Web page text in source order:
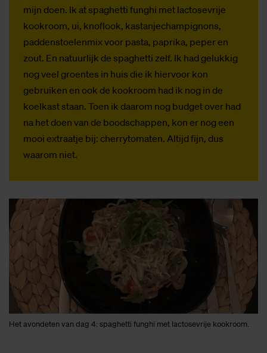
mijn doen. Ik at spaghetti funghi met lactosevrije
kookroom, ui, knoflook, kastanjechampignons,
paddenstoelenmix voor pasta, paprika, peper en
zout. En natuurlijk de spaghetti zelf. Ik had gelukkig
nog veel groentes in huis die ik hiervoor kon
gebruiken en ook de kookroom had ik nog in de
koelkast staan. Toen ik daarom nog budget over had
na het doen van de boodschappen, kon er nog een
mooi extraatje bij: cherrytomaten. Altijd fijn, dus
waarom niet.
Het avondeten van dag 4: spaghetti funghi met lactosevrije kookroom.